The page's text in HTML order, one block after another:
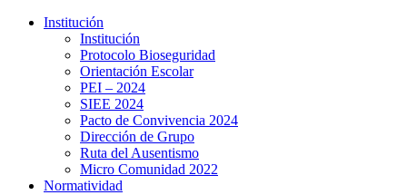
Institución
Institución
Protocolo Bioseguridad
Orientación Escolar
PEI – 2024
SIEE 2024
Pacto de Convivencia 2024
Dirección de Grupo
Ruta del Ausentismo
Micro Comunidad 2022
Normatividad